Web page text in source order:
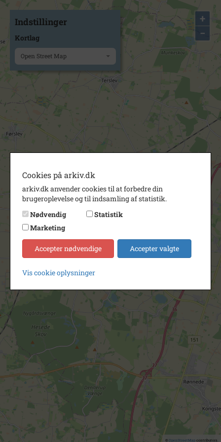
+
−
© OpenStreetMapcontributors.
Indstillinger
Kortlag
Open Street Map
Cookies på arkiv.dk
arkiv.dk anvender cookies til at forbedre din
brugeroplevelse og til indsamling af statistik.
Nødvendig
Statistik
Marketing
Accepter nødvendige Accepter valgte
Vis cookie oplysninger